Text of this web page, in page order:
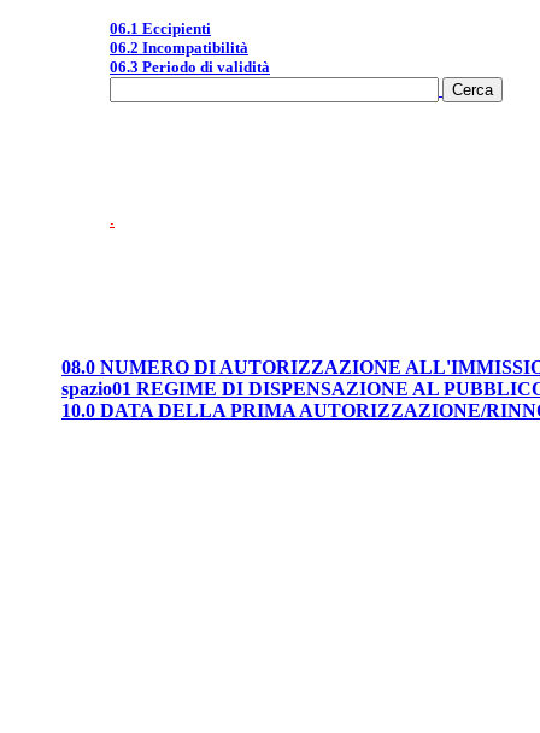
06.1 Eccipienti
06.2 Incompatibilità
06.3 Periodo di validità
.
08.0 NUMERO DI AUTORIZZAZIONE
spazio01 REGIME DI DISPENSAZIONE AL
10.0 DATA DELLA PRIMA AUTORIZZAZIONE/